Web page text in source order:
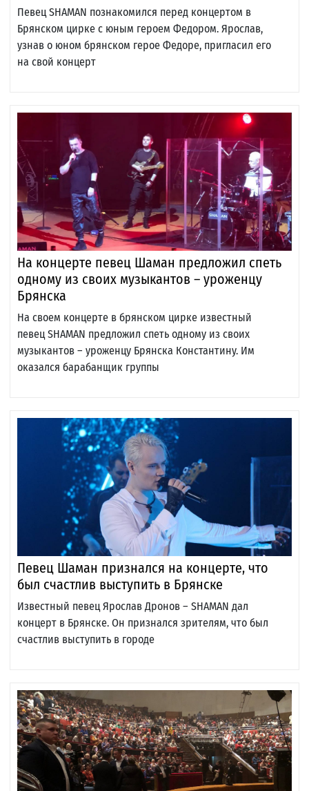
Певец SHAMAN познакомился перед концертом в
Брянском цирке с юным героем Федором. Ярослав,
узнав о юном брянском герое Федоре, пригласил его
на свой концерт
На концерте певец Шаман предложил спеть
одному из своих музыкантов – уроженцу
Брянска
На своем концерте в брянском цирке известный
певец SHAMAN предложил спеть одному из своих
музыкантов – уроженцу Брянска Константину. Им
оказался барабанщик группы
Певец Шаман признался на концерте, что
был счастлив выступить в Брянске
Известный певец Ярослав Дронов – SHAMAN дал
концерт в Брянске. Он признался зрителям, что был
счастлив выступить в городе